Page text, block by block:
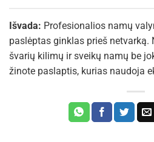
Išvada: Profesionalios namų
paslėptas ginklas prieš netvarką.
švarių kilimų ir sveikų namų be
žinote paslaptis, kurias naudoja